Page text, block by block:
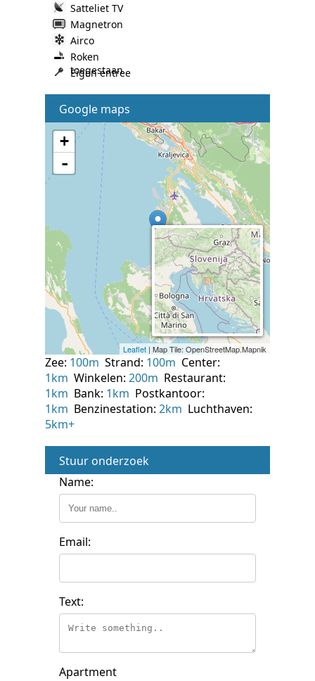
Satteliet TV
Magnetron
Airco
Roken
toegestaan
Eigen entree
Google maps
Zee: 100m Strand: 100m Center:
1km Winkelen: 200m Restaurant:
1km Bank: 1km Postkantoor:
1km Benzinestation: 2km Luchthaven:
5km+
Stuur onderzoek
Name:
Email:
Text:
Apartment